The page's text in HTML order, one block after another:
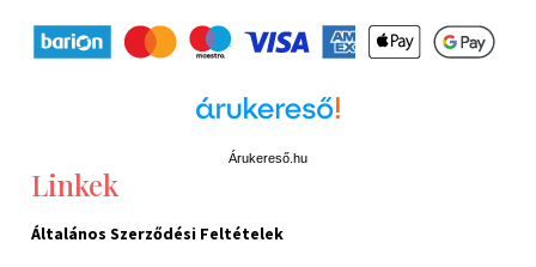
Árukereső.hu
Linkek
Általános Szerződési Feltételek